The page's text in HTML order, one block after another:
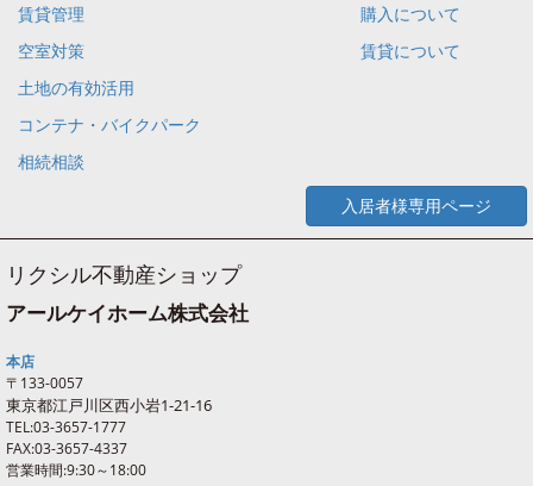
賃貸管理
空室対策
土地の有効活用
コンテナ・バイクパーク
相続相談
購入について
賃貸について
入居者様専用ページ
リクシル不動産ショップ
アールケイホーム株式会社
本店
〒133-0057
東京都江戸川区西小岩1-21-16
TEL:03-3657-1777
FAX:03-3657-4337
営業時間:9:30～18:00